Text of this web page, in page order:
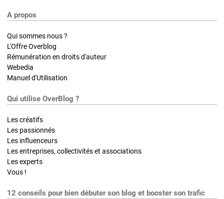
A propos
Qui sommes nous ?
L'Offre Overblog
Rémunération en droits d'auteur
Webedia
Manuel d'Utilisation
Qui utilise OverBlog ?
Les créatifs
Les passionnés
Les influenceurs
Les entreprises, collectivités et associations
Les experts
Vous !
12 conseils pour bien débuter son blog et booster son trafic